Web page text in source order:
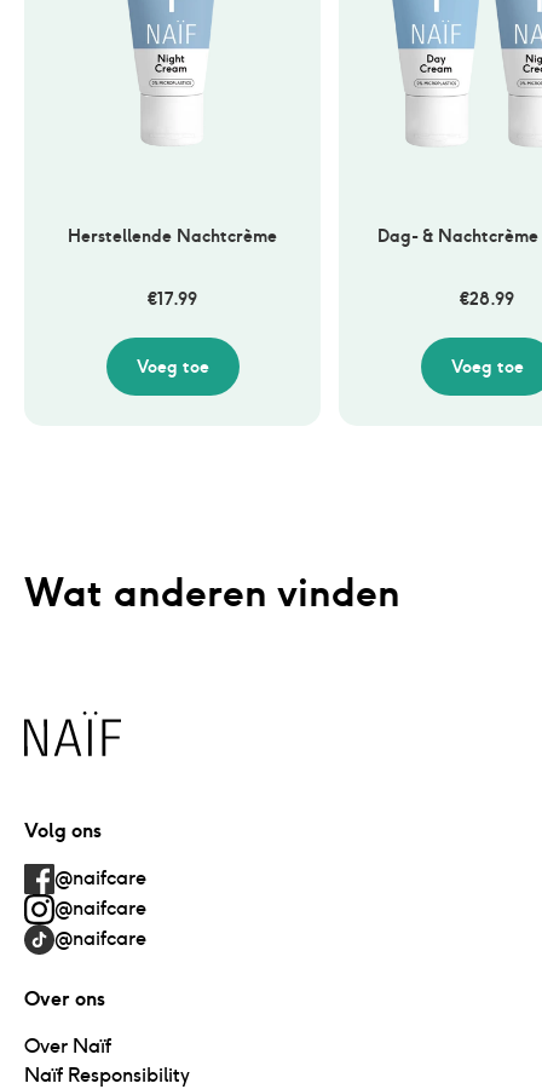
Herstellende Nachtcrème
€17.99
Voeg toe
Dag- & Nachtcrème
€28.99
Voeg toe
Wat anderen vinden
Naïf
Volg ons
@naifcare
@naifcare
@naifcare
Over ons
Over Naïf
Naïf Responsibility